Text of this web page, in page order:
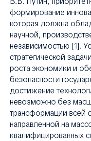
формирование
которая должна
научной,
независимостью [1].
стратегической
роста экономики и
безопасности
достижение
невозможно без
трансформации всей
направленной на
квалифицированных